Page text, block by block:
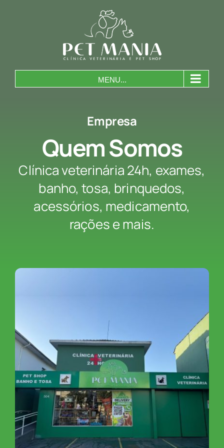
MENU...
Empresa
Quem Somos
Clínica veterinária 24h, exames,
banho, tosa, brinquedos,
acessórios, medicamento,
rações e mais.